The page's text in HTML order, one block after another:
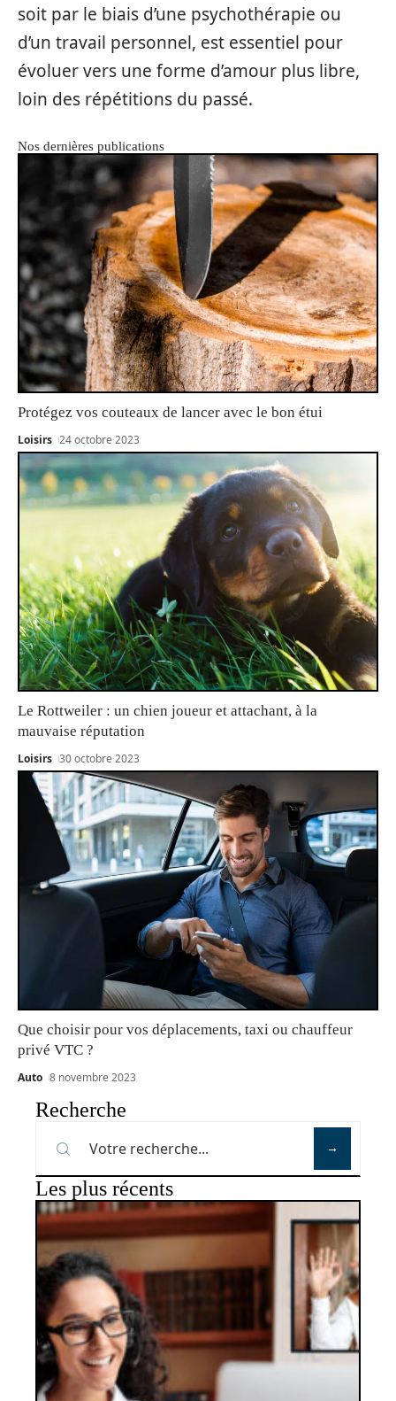
soit par le biais d’une psychothérapie ou
d’un travail personnel, est essentiel pour
évoluer vers une forme d’amour plus libre,
loin des répétitions du passé.
Nos dernières publications
Protégez vos couteaux de lancer avec le bon étui
Loisirs 24 octobre 2023
Le Rottweiler : un chien joueur et attachant, à la
mauvaise réputation
Loisirs 30 octobre 2023
Que choisir pour vos déplacements, taxi ou chauffeur
privé VTC ?
Auto 8 novembre 2023
Recherche
Les plus récents